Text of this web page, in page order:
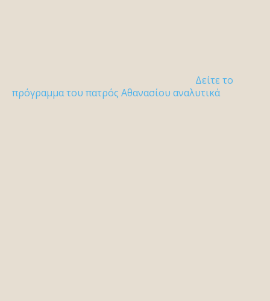
Δείτε το
πρόγραμμα του πατρός Αθανασίου αναλυτικά